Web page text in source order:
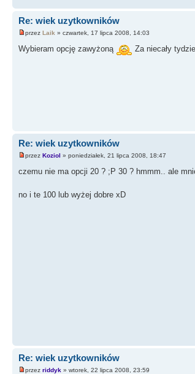
Re: wiek uzytkowników
przez Laik » czwartek, 17 lipca 2008, 14:03
Wybieram opcję zawyżoną Za niecały
Re: wiek uzytkowników
przez Koziol » poniedziałek, 21 lipca 2008, 18:47
czemu nie ma opcji 20 ? ;P 30 ? hmmm.. ale
no i te 100 lub wyżej dobre xD
Re: wiek uzytkowników
przez riddyk » wtorek, 22 lipca 2008, 23:59